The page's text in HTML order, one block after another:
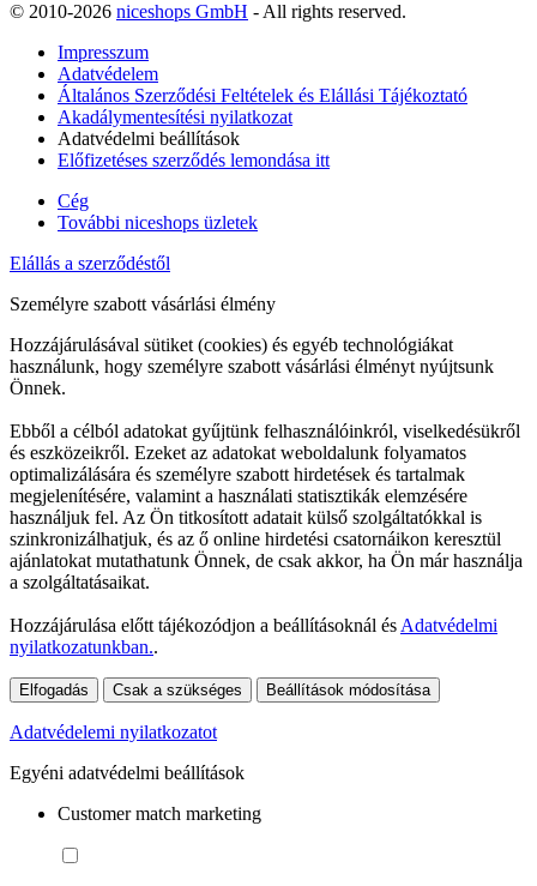
© 2010-2026 niceshops GmbH - All rights reserved.
Impresszum
Adatvédelem
Általános Szerződési Feltételek és Elállási Tájékoztató
Akadálymentesítési nyilatkozat
Adatvédelmi beállítások
Előfizetéses szerződés lemondása itt
Cég
További niceshops üzletek
Elállás a szerződéstől
Személyre szabott vásárlási élmény
Hozzájárulásával sütiket (cookies) és egyéb technológiákat
használunk, hogy személyre szabott vásárlási élményt nyújtsunk
Önnek.
Ebből a célból adatokat gyűjtünk felhasználóinkról, viselkedésükről
és eszközeikről. Ezeket az adatokat weboldalunk folyamatos
optimalizálására és személyre szabott hirdetések és tartalmak
megjelenítésére, valamint a használati statisztikák elemzésére
használjuk fel. Az Ön titkosított adatait külső szolgáltatókkal is
szinkronizálhatjuk, és az ő online hirdetési csatornáikon keresztül
ajánlatokat mutathatunk Önnek, de csak akkor, ha Ön már használja
a szolgáltatásaikat.
Hozzájárulása előtt tájékozódjon a beállításoknál és Adatvédelmi
nyilatkozatunkban..
Elfogadás Csak a szükséges Beállítások módosítása
Adatvédelemi nyilatkozatot
Egyéni adatvédelmi beállítások
Customer match marketing